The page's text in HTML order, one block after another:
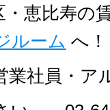
・恵比寿の
ルーム へ！
業社員・ア